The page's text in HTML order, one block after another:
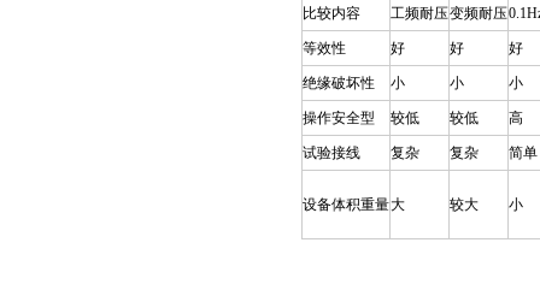
比较内容 工频耐压变频耐压
等效性 好 好 好
绝缘破坏性 小 小 小
操作安全型 较低 较低 高
试验接线 复杂 复杂 简单
设备体积重量大 较大 小